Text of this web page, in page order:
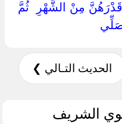
مِنْ الشَّهْرِ ‏ ‏ثُمَّ
الحديث التـالي ❯
الشريف